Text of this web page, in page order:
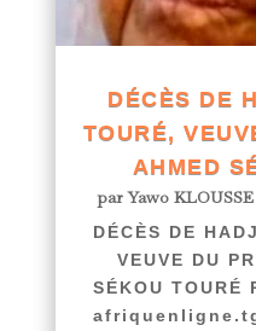
DÉCÈS DE
TOURÉ,
AHMED
parYawo KLOUSSE
DÉCÈS DE
VEUVE DU
SÉKOU TOURÉ